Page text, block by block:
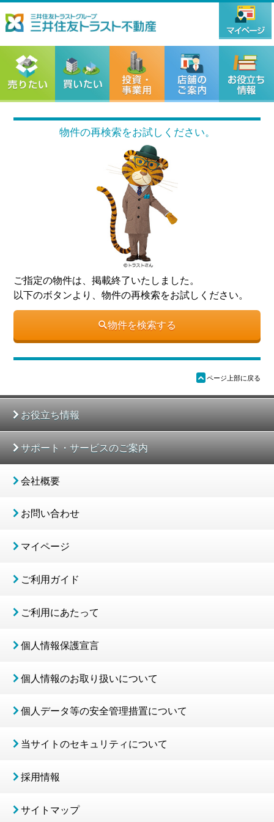
物件の再検索をお試しください。
ご指定の物件は、掲載終了いたしました。
以下のボタンより、物件の再検索をお試しください。
物件を検索する
ü ページ上部に戻る
お役立ち情報
サポート・サービスのご案内
会社概要
お問い合わせ
マイページ
ご利用ガイド
ご利用にあたって
個人情報保護宣言
個人情報のお取り扱いについて
個人データ等の安全管理措置について
当サイトのセキュリティについて
採用情報
サイトマップ